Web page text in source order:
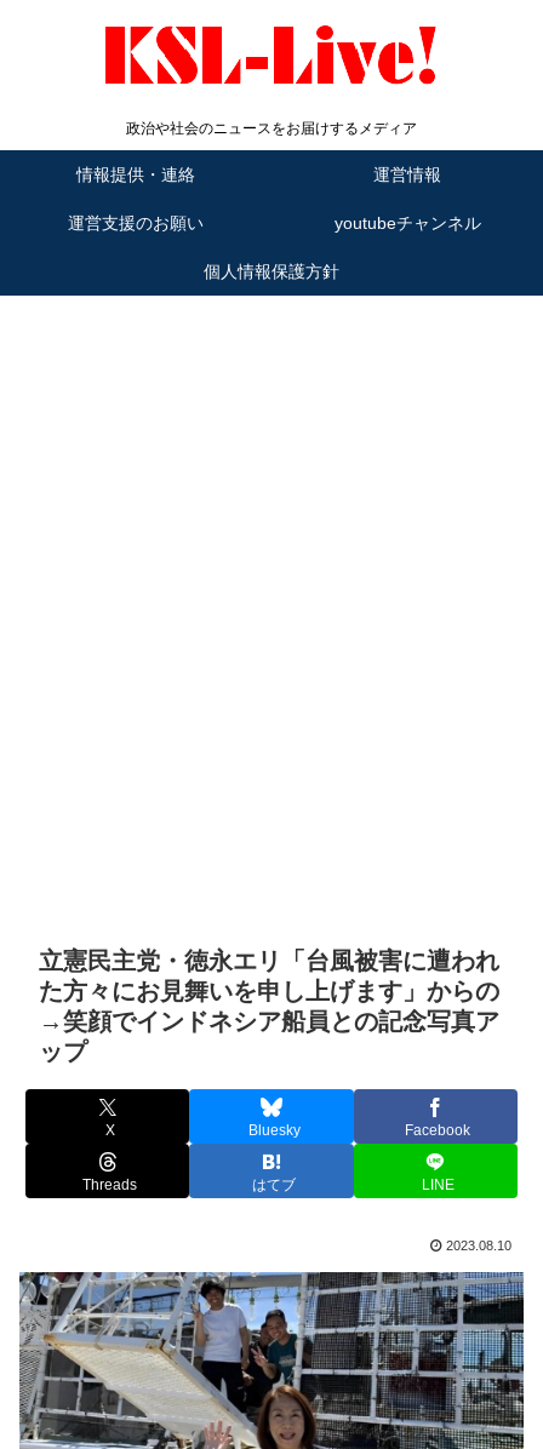
政治や社会のニュースをお届けするメディア
情報提供・連絡 運営情報
運営支援のお願い youtubeチャンネル
個人情報保護方針
立憲民主党・徳永エリ「台風被害に遭われ
た方々にお見舞いを申し上げます」からの
→笑顔でインドネシア船員との記念写真ア
ップ
X Bluesky Facebook
Threads はてブ LINE
2023.08.10